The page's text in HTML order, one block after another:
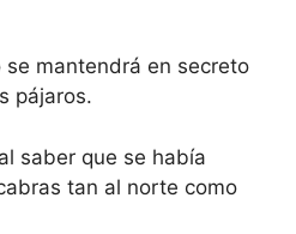
mantendrá en secreto
pájaros.
saber que se había
tan al norte como